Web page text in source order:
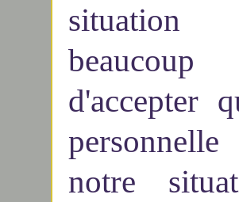
situation
d'accepter
notre